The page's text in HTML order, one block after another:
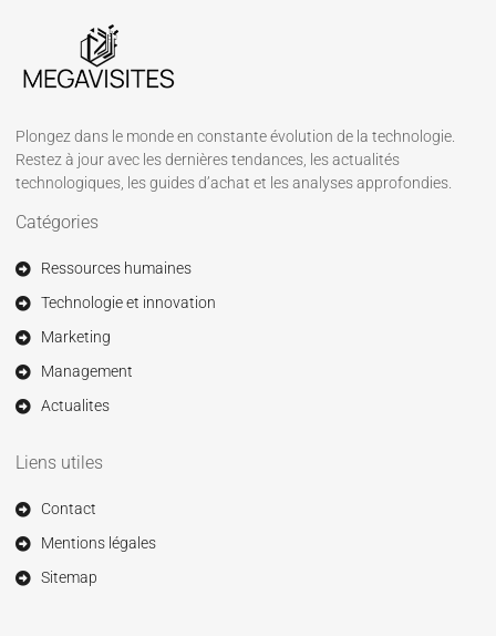
Plongez dans le monde en constante évolution de la technologie.
Restez à jour avec les dernières tendances, les actualités
technologiques, les guides d’achat et les analyses approfondies.
Catégories
Ressources humaines
Technologie et innovation
Marketing
Management
Actualites
Liens utiles
Contact
Mentions légales
Sitemap